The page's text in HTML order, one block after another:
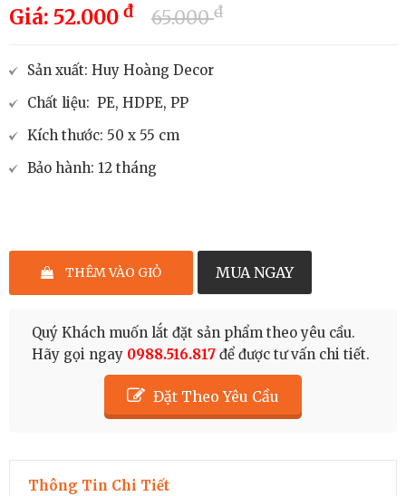
Giá: 52.000 đ 65.000đ
Sản xuất: Huy Hoàng Decor
Chất liệu: PE, HDPE, PP
Kích thước: 50 x 55 cm
Bảo hành: 12 tháng
THÊM VÀO GIỎ MUA NGAY
Quý Khách muốn lắt đặt sản phẩm theo yêu cầu.
Hãy gọi ngay 0988.516.817 để được tư vấn chi tiết.
Đặt Theo Yêu Cầu
Thông Tin Chi Tiết